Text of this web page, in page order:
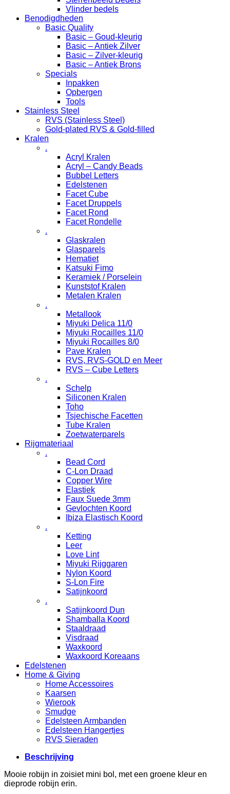
Vlinder bedels
Benodigdheden
Basic Quality
Basic – Goud-kleurig
Basic – Antiek Zilver
Basic – Zilver-kleurig
Basic – Antiek Brons
Specials
Inpakken
Opbergen
Tools
Stainless Steel
RVS (Stainless Steel)
Gold-plated RVS & Gold-filled
Kralen
.
Acryl Kralen
Acryl – Candy Beads
Bubbel Letters
Edelstenen
Facet Cube
Facet Druppels
Facet Rond
Facet Rondelle
.
Glaskralen
Glasparels
Hematiet
Katsuki Fimo
Keramiek / Porselein
Kunststof Kralen
Metalen Kralen
.
Metallook
Miyuki Delica 11/0
Miyuki Rocailles 11/0
Miyuki Rocailles 8/0
Pave Kralen
RVS, RVS-GOLD en Meer
RVS – Cube Letters
.
Schelp
Siliconen Kralen
Toho
Tsjechische Facetten
Tube Kralen
Zoetwaterparels
Rijgmateriaal
.
Bead Cord
C-Lon Draad
Copper Wire
Elastiek
Faux Suede 3mm
Gevlochten Koord
Ibiza Elastisch Koord
.
Ketting
Leer
Love Lint
Miyuki Rijggaren
Nylon Koord
S-Lon Fire
Satijnkoord
.
Satijnkoord Dun
Shamballa Koord
Staaldraad
Visdraad
Waxkoord
Waxkoord Koreaans
Edelstenen
Home & Giving
Home Accessoires
Kaarsen
Wierook
Smudge
Edelsteen Armbanden
Edelsteen Hangertjes
RVS Sieraden
Beschrijving
Mooie robijn in zoisiet mini bol, met een groene kleur en
dieprode robijn erin.